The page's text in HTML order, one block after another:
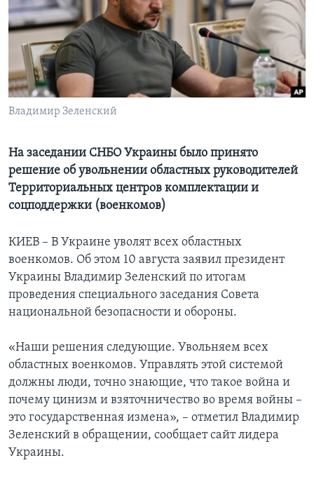
Learning English
СОЦИАЛЬНЫЕ СЕТИ
Владимир Зеленский
На заседании СНБО Украины было принято
решение об увольнении областных руководителей
Территориальных центров комплектации и
соцподдержки (военкомов)
КИЕВ – В Украине уволят всех областных
военкомов. Об этом 10 августа заявил президент
Украины Владимир Зеленский по итогам
проведения специального заседания Совета
национальной безопасности и обороны.
«Наши решения следующие. Увольняем всех
областных военкомов. Управлять этой системой
должны люди, точно знающие, что такое война и
почему цинизм и взяточничество во время войны –
это государственная измена», – отметил Владимир
Зеленский в обращении, сообщает сайт лидера
Украины.